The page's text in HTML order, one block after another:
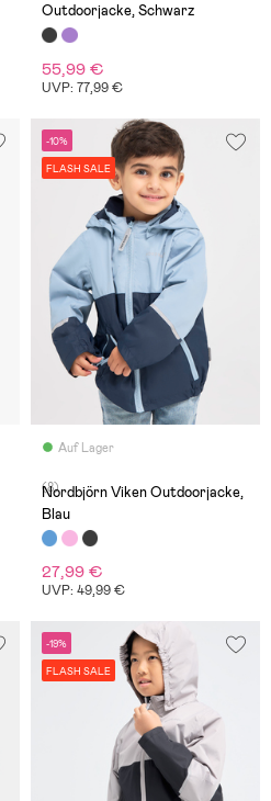
Outdoorjacke, Schwarz
55,99 €
UVP: 77,99 €
-10%
FLASH SALE
Auf Lager
(8)
Nordbjörn Viken Outdoorjacke,
Blau
27,99 €
UVP: 49,99 €
-19%
FLASH SALE